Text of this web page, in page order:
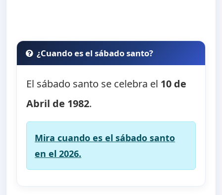
¿Cuando es el sábado santo?
El sábado santo se celebra el 10 de
Abril de 1982.
Mira cuando es el sábado santo
en el 2026.